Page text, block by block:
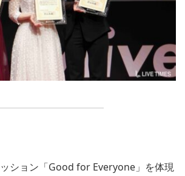
ション「Good for Everyone」を体現